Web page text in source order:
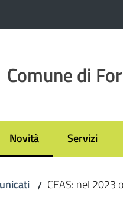
Comune di
Novità
Menu selezionato
Servizi
/ CEAS: nel 2023